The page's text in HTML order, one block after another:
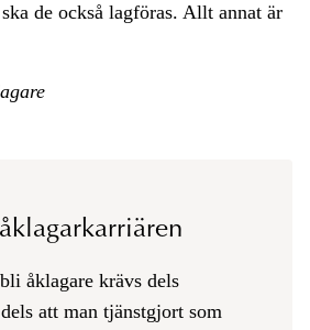
de också lagföras. Allt annat är
åklagare krävs dels
att man tjänstgjort som